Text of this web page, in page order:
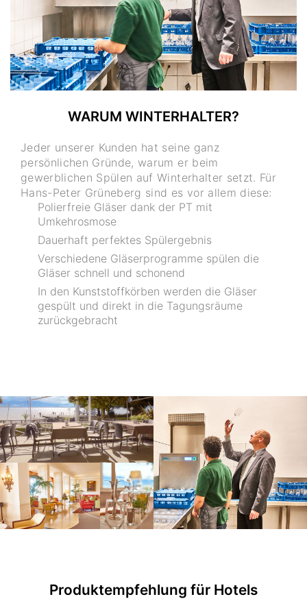
WARUM WINTERHALTER?
Jeder unserer Kunden hat seine ganz
persönlichen Gründe, warum er beim
gewerblichen Spülen auf Winterhalter setzt. Für
Hans-Peter Grüneberg sind es vor allem diese:
Polierfreie Gläser dank der PT mit
Umkehrosmose
Dauerhaft perfektes Spülergebnis
Verschiedene Gläserprogramme spülen die
Gläser schnell und schonend
In den Kunststoffkörben werden die Gläser
gespült und direkt in die Tagungsräume
zurückgebracht
Produktempfehlung für Hotels